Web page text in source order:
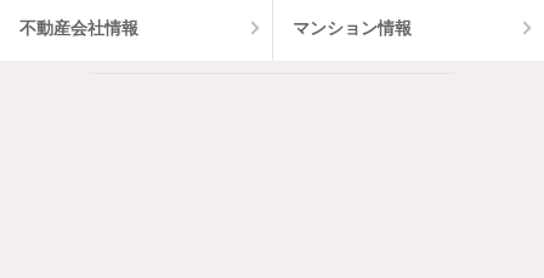
不動産会社情報 マンション情報